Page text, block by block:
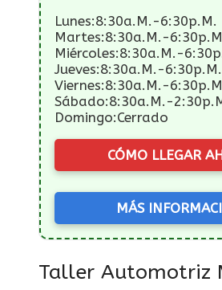
Lunes:8:30a.m.-6:30p.m.
Martes:8:30a.m.-
Miércoles:8:30a.m.-
Jueves:8:30a.m.-6:30p.m.
Viernes:8:30a.m.-
Sábado:8:30a.m.-
Domingo:Cerrado
CÓMO LLEGAR
MÁS
Taller Automotriz